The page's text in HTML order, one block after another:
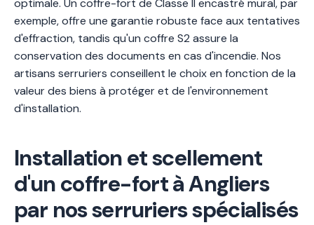
exemple, offre une garantie robuste face aux tentatives
d'effraction, tandis qu'un coffre S2 assure la
conservation des documents en cas d'incendie. Nos
artisans serruriers conseillent le choix en fonction de la
valeur des biens à protéger et de l'environnement
d'installation.
Installation et scellement
d'un coffre-fort à Angliers
par nos serruriers spécialisés